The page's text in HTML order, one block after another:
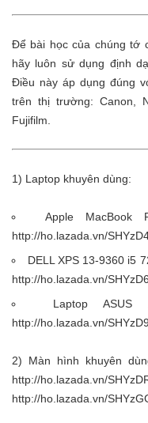
Để bài học của chúng tớ
hãy luôn sử dụng định
Điều này áp dụng đúng
trên thị trường: Canon,
Fujifilm.
1) Laptop khuyên dùng:
Apple
http://ho.lazada.vn/
DELL XPS 13-9360 i5
http://ho.lazada.vn/SHYzD6
Laptop ASUS
http://ho.lazada.vn/SHYzD9
2) Màn hình khuyên
http://ho.lazada.vn/
http://ho.lazada.vn/